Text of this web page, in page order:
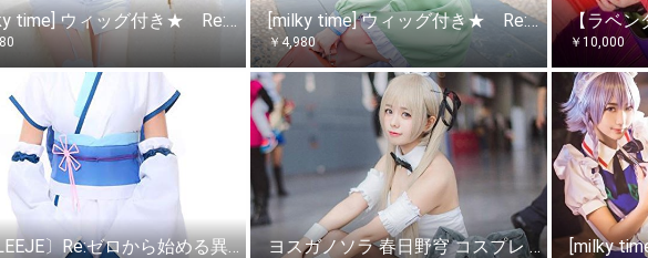
[milky time] ウィッグ付き★ Re:ゼロから始める異世界生活 レム 風 ナース服 コスチューム [milky time] ウィッグ付き★ Re:ゼロから始める異世界生活 レム 風 制服 コスチューム 衣装
￥4,980 ￥10,000
〔ELEEJE〕Re:ゼロから始める異世界生活 レム 幼少期 風 和服 着物 コスチューム リゼロ コスプレ クリスマス ハロウィン イベント 仮装 〔めいめい屋オリジナル〕和服青 (M) ヨスガノソラ 春日野穹 コスプレ 衣装 バニー ウィッグ付き かすがのそら 【きょんちゃんショップ】